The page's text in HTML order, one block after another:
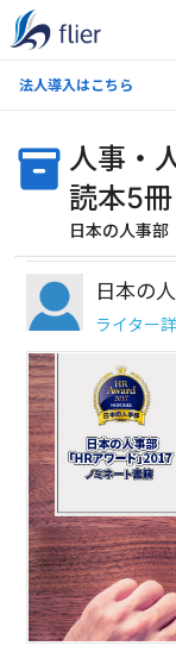
法人導入はこちら
人事・
読本5冊
日本の人事
日本の
ライター